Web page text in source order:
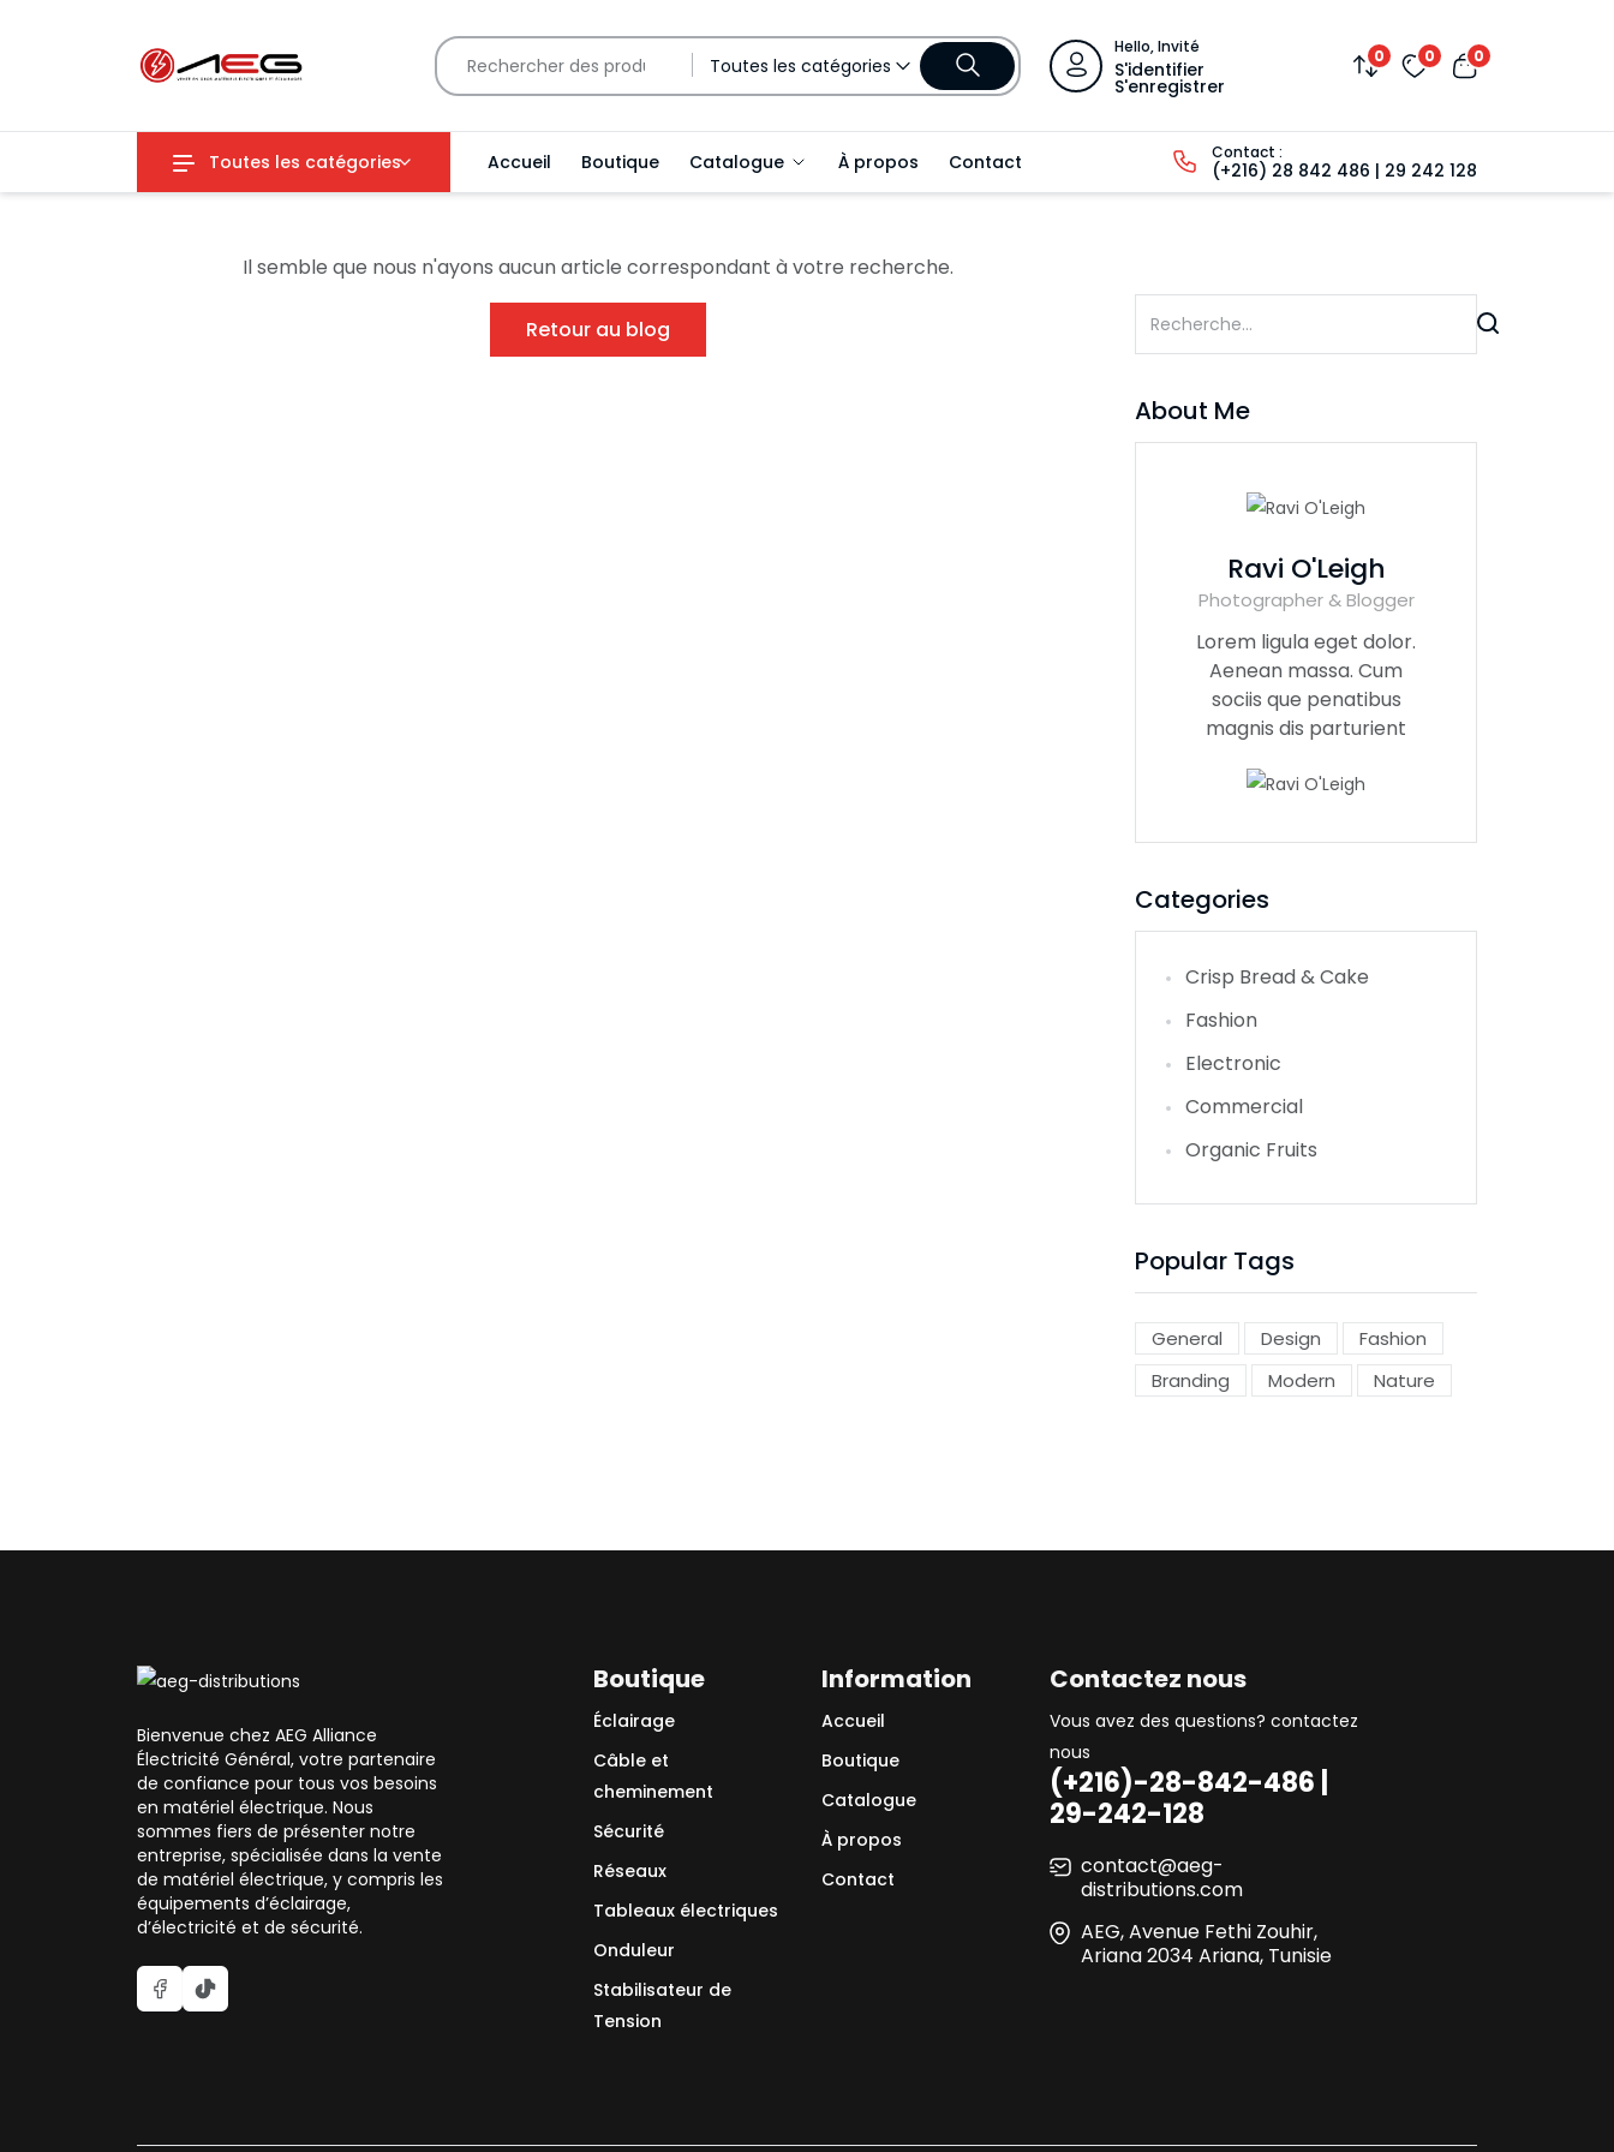
Toutes les catégories
Hello, Invité
S'identifier
S'enregistrer
0 0 0
Toutes les catégories Accueil Boutique Catalogue À propos Contact Contact :
(+216) 28 842 486 | 29 242 128
Il semble que nous n'ayons aucun article correspondant à votre recherche.
Retour au blog
About Me
Ravi O'Leigh
Photographer & Blogger
Lorem ligula eget dolor.
Aenean massa. Cum
sociis que penatibus
magnis dis parturient
Categories
Crisp Bread & Cake
Fashion
Electronic
Commercial
Organic Fruits
Popular Tags
General Design
Fashion
Branding
Modern Nature
Bienvenue chez AEG Alliance
Électricité Général, votre partenaire
de confiance pour tous vos besoins
en matériel électrique. Nous
sommes fiers de présenter notre
entreprise, spécialisée dans la vente
de matériel électrique, y compris les
équipements d’éclairage,
d’électricité et de sécurité.
Boutique
Éclairage
Câble et
cheminement
Sécurité
Réseaux
Tableaux électriques
Onduleur
Stabilisateur de
Tension
Information
Accueil
Boutique
Catalogue
À propos
Contact
Contactez nous
Vous avez des questions? contactez
nous
(+216)-28-842-486 |
29-242-128
contact@aeg-
distributions.com
AEG, Avenue Fethi Zouhir,
Ariana 2034 Ariana, Tunisie